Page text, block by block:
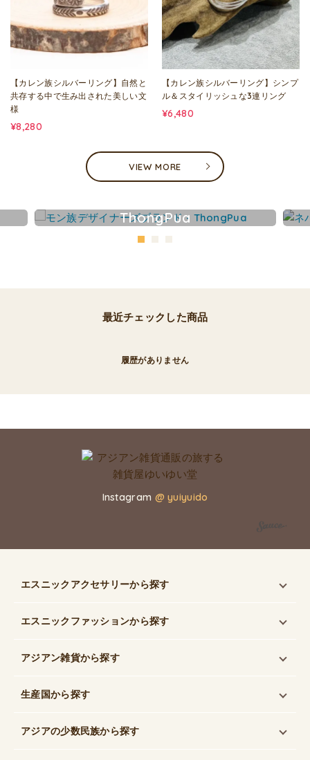
【カレン族シルバーリング】自然と
共存する中で生み出された美しい文
様
¥8,280
【カレン族シルバーリング】シンプ
ル＆スタイリッシュな3連リング
¥6,480
VIEW MORE
ThongPua
最近チェックした商品
履歴がありません
Instagram @ yuiyuido
エスニックアクセサリーから探す
エスニックファッションから探す
アジアン雑貨から探す
生産国から探す
アジアの少数民族から探す